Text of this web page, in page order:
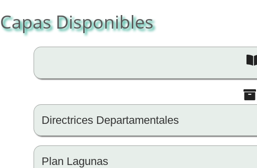
Capas Disponibles
Directrices Departamentales
Plan Lagunas